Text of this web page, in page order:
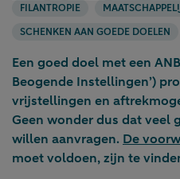
FILANTROPIE
SCHENKEN AAN GOEDE DOELEN
Een goed doel met een
Beogende Instellingen’)
vrijstellingen en
Geen wonder dus dat veel
willen aanvragen. De
moet voldoen, zijn te